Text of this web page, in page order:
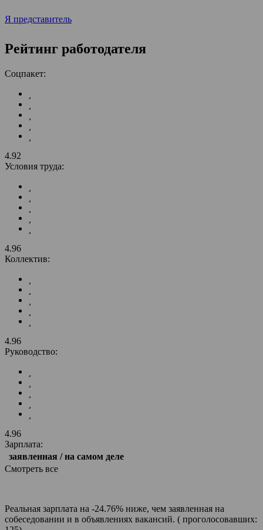
Я представитель
Рейтинг работодателя
Соцпакет:
4.92
Условия труда:
4.96
Коллектив:
4.96
Руководство:
4.96
Зарплата:
заявленная / на самом деле
Смотреть все
Реальная зарплата на -24.76% ниже, чем заявленная на
собеседовании и в объявлениях вакансий. ( проголосовавших: